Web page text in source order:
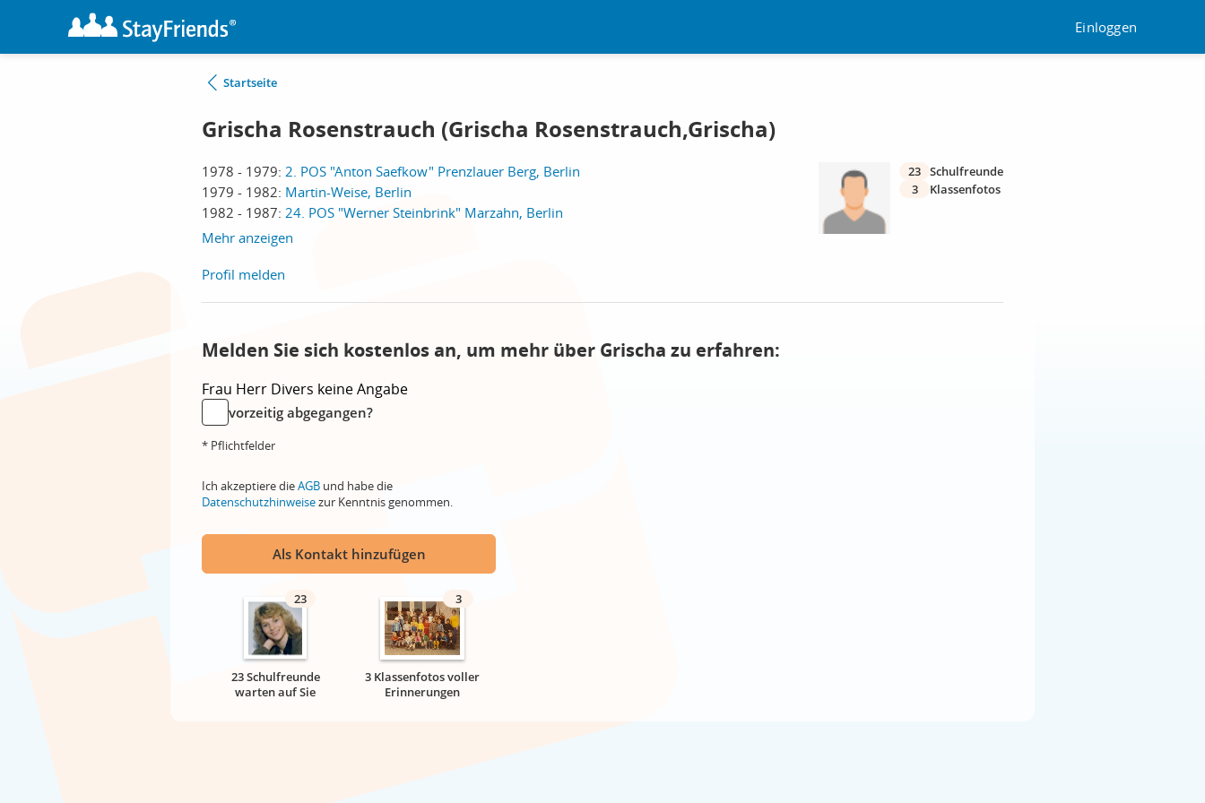
Einloggen
Startseite
Grischa Rosenstrauch (Grischa Rosenstrauch,Grischa)
1978 - 1979: 2. POS "Anton Saefkow" Prenzlauer Berg, Berlin
1979 - 1982: Martin-Weise, Berlin
1982 - 1987: 24. POS "Werner Steinbrink" Marzahn, Berlin
Mehr anzeigen
23 Schulfreunde
3
Klassenfotos
Profil melden
Melden Sie sich kostenlos an, um mehr über Grischa zu erfahren:
Frau Herr Divers keine Angabe
vorzeitig abgegangen?
* Pflichtfelder
Ich akzeptiere dieAGB und habe die
Datenschutzhinweisezur Kenntnis genommen.
Als Kontakt hinzufügen
23
23 Schulfreunde
warten auf Sie
3
3 Klassenfotos voller
Erinnerungen